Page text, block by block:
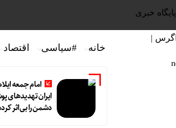
خانه #سیاسی اقتصاد
امام جمعه
ایران تهدیدهای
دشمن را بی‌اثر